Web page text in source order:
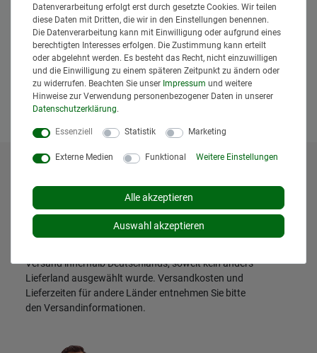
In den
Warenkorb
Saugnäpfe & Halterungen
zuzüglichVersandkosten. Der Versand erfolgt bei vielen
Artikeln bei Bestellungen bis 14 Uhr und Sofortbezahlung
(z.B. PayPal) bereits am gleichen Werktag. Die angegebenen
Lieferzeiten gelten für Lieferungen innerhalb Deutschlands.
Versand innerhalb Deutschlands, soweit kein anders
Lieferland ausgewählt wurde. Versandkosten und
Lieferzeiten für andere Länder entnehmen Sie bitte
den Versandinformationen.
Datenverarbeitung erfolgt erst durch gesetzte Cookies. Wir teilen
diese Daten mit Dritten, die wir in den Einstellungen benennen.
Die Datenverarbeitung kann mit Einwilligung oder aufgrund eines
berechtigten Interesses erfolgen. Die Zustimmung kann erteilt
oder abgelehnt werden. Es besteht das Recht, nicht einzuwilligen
und die Einwilligung zu einem späteren Zeitpunkt zu ändern oder
zu widerrufen. Beachten Sie unser Impressum und weitere
Hinweise zur Verwendung personenbezogener Daten in unserer
Daten­schutz­erklärung.
Essenziell Statistik Marketing
Externe Medien Funktional Weitere Einstellungen
Alle akzeptieren
Auswahl akzeptieren